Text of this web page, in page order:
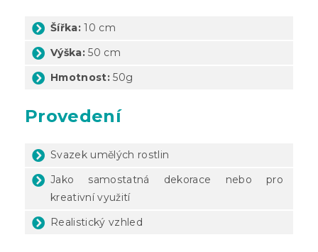
Šířka: 10 cm
Výška: 50 cm
Hmotnost: 50g
Provedení
Svazek umělých rostlin
Jako samostatná dekorace nebo pro
kreativní využití
Realistický vzhled